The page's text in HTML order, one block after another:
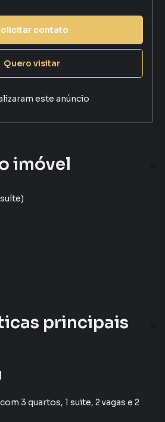
imóvel
suíte)
principais
3 quartos, 1 suite, 2 vagas e 2
contato
Quero visitar
este anúncio